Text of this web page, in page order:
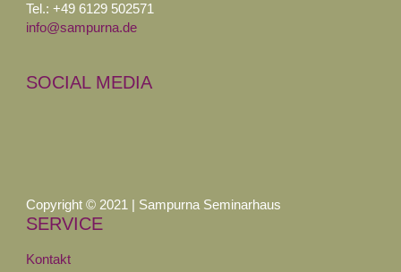
Tel.: +49 6129 502571
info@sampurna.de
SOCIAL MEDIA
Copyright © 2021 | Sampurna Seminarhaus
SERVICE
Kontakt